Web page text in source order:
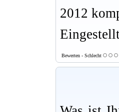
2012
Bewerten - Schlecht